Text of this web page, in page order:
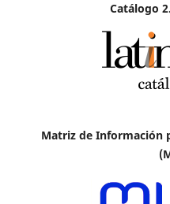
Catálogo
Matriz de Información